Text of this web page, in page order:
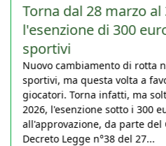
Torna dal 28 marzo
l'esenzione di 300
sportivi
Nuovo cambiamento di rotta
sportivi, ma questa volta a
giocatori. Torna infatti, ma
2026, l'esenzione sotto i 300
all'approvazione, da parte
Decreto Legge n°38 del 27...